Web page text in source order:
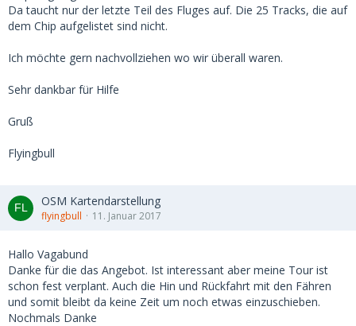
Da taucht nur der letzte Teil des Fluges auf. Die 25 Tracks, die auf
dem Chip aufgelistet sind nicht.
Ich möchte gern nachvollziehen wo wir überall waren.
Sehr dankbar für Hilfe
Gruß
Flyingbull
OSM Kartendarstellung
flyingbull 11. Januar 2017
Hallo Vagabund
Danke für die das Angebot. Ist interessant aber meine Tour ist
schon fest verplant. Auch die Hin und Rückfahrt mit den Fähren
und somit bleibt da keine Zeit um noch etwas einzuschieben.
Nochmals Danke